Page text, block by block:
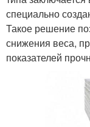
специально
Такое решение
снижения веса,
показателей